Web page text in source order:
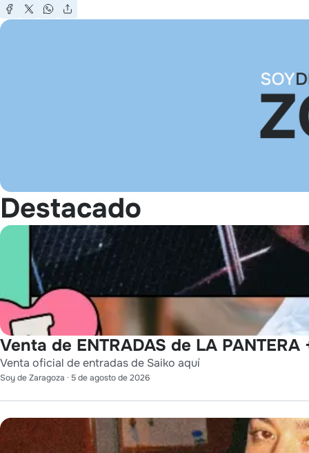
Destacado
Venta de ENTRADAS de LA
Venta oficial de entradas de Saiko aquí
Soy de Zaragoza · 5 de agosto de 2026